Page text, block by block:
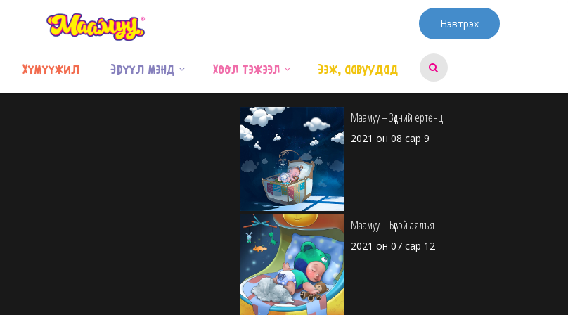
Нэвтрэх
Хүмүүжил Эрүүл мэнд Хоол тэжээл Ээж, аавуудад
Маамуу – Зүүдний ертөнц
2021 он 08 сар 9
Маамуу – Бүүвэй аялъя
2021 он 07 сар 12